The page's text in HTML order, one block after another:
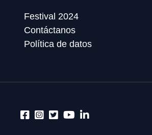
Festival 2024
Contáctanos
Política de datos